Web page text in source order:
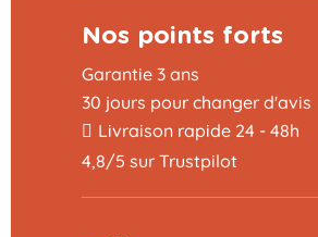
Nos points forts
Garantie 3 ans
30 jours pour changer d'avis
Livraison rapide 24 - 48h
4,8/5 sur Trustpilot